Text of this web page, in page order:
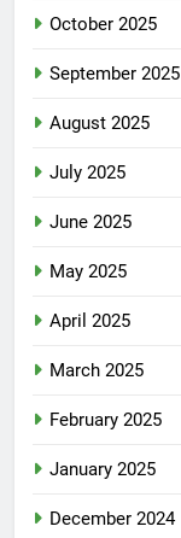
October 2025
September 2025
August 2025
July 2025
June 2025
May 2025
April 2025
March 2025
February 2025
January 2025
December 2024